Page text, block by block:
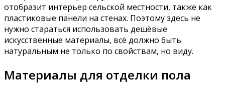
отобразит интерьер сельской местности, также как
пластиковые панели на стенах. Поэтому здесь не
нужно стараться использовать дешёвые
искусственные материалы, всё должно быть
натуральным не только по свойствам, но виду.
Материалы для отделки пола